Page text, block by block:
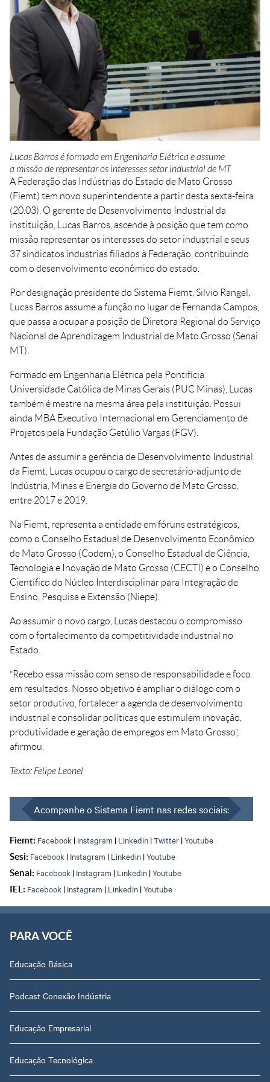
Agenda
Trabalhe Conosco
Portal do Fornecedor
Ouvidoria FIEMT
Certidões
Privacidade e Proteção
de Dados
Balanços Financeiros
Downloads
Lucas Barros é formado em Engenharia Elétrica e assume
a missão de representar os interesses setor industrial de MT
A Federação das Indústrias do Estado de Mato Grosso
(Fiemt) tem novo superintendente a partir desta sexta-feira
(20.03). O gerente de Desenvolvimento Industrial da
instituição, Lucas Barros, ascende à posição que tem como
missão representar os interesses do setor industrial e seus
37 sindicatos industrias filiados à Federação, contribuindo
com o desenvolvimento econômico do estado.
Por designação presidente do Sistema Fiemt, Silvio Rangel,
Lucas Barros assume a função no lugar de Fernanda Campos,
que passa a ocupar a posição de Diretora Regional do Serviço
Nacional de Aprendizagem Industrial de Mato Grosso (Senai
MT).
Formado em Engenharia Elétrica pela Pontifícia
Universidade Católica de Minas Gerais (PUC Minas), Lucas
também é mestre na mesma área pela instituição. Possui
ainda MBA Executivo Internacional em Gerenciamento de
Projetos pela Fundação Getúlio Vargas (FGV).
Antes de assumir a gerência de Desenvolvimento Industrial
da Fiemt, Lucas ocupou o cargo de secretário-adjunto de
Indústria, Minas e Energia do Governo de Mato Grosso,
entre 2017 e 2019.
Na Fiemt, representa a entidade em fóruns estratégicos,
como o Conselho Estadual de Desenvolvimento Econômico
de Mato Grosso (Codem), o Conselho Estadual de Ciência,
Tecnologia e Inovação de Mato Grosso (CECTI) e o Conselho
Científico do Núcleo Interdisciplinar para Integração de
Ensino, Pesquisa e Extensão (Niepe).
Ao assumir o novo cargo, Lucas destacou o compromisso
com o fortalecimento da competitividade industrial no
Estado.
“Recebo essa missão com senso de responsabilidade e foco
em resultados. Nosso objetivo é ampliar o diálogo com o
setor produtivo, fortalecer a agenda de desenvolvimento
industrial e consolidar políticas que estimulem inovação,
produtividade e geração de empregos em Mato Grosso”,
afirmou.
Texto: Felipe Leonel
Acompanhe o Sistema Fiemt nas redes sociais:
Fiemt: Facebook | Instagram | Linkedin |Twitter |Youtube
Sesi: Facebook | Instagram | Linkedin |Youtube
Senai: Facebook | Instagram | Linkedin |Youtube
IEL: Facebook | Instagram | Linkedin |Youtube
PARA VOCÊ
Educação Básica
Podcast Conexão Indústria
Educação Empresarial
Educação Tecnológica